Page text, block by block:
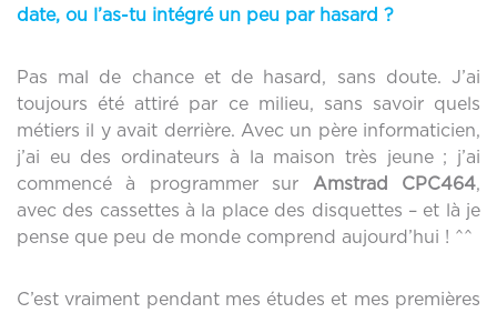
date, ou l’as-tu intégré un peu par hasard ?
Pas mal de chance et de hasard, sans doute. J’ai
toujours été attiré par ce milieu, sans savoir quels
métiers il y avait derrière. Avec un père informaticien,
j’ai eu des ordinateurs à la maison très jeune ; j’ai
commencé à programmer sur Amstrad CPC464,
avec des cassettes à la place des disquettes – et là je
pense que peu de monde comprend aujourd’hui ! ^^
C’est vraiment pendant mes études et mes premières